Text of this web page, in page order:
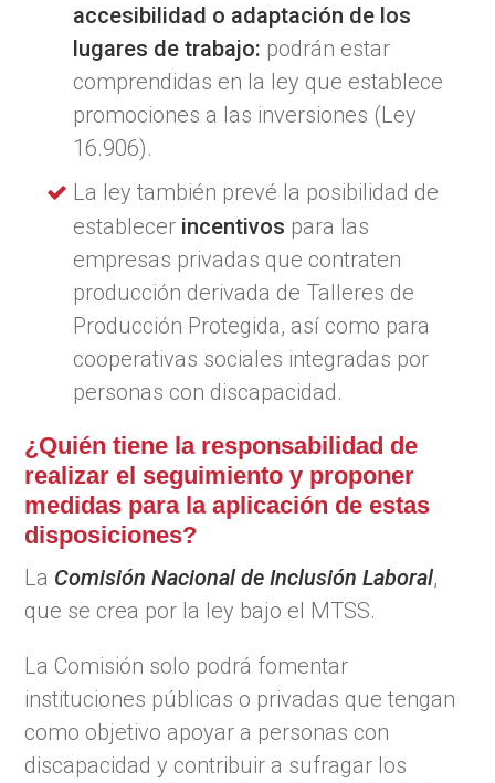
accesibilidad o adaptación de los
lugares de trabajo: podrán estar
comprendidas en la ley que establece
promociones a las inversiones (Ley
16.906).
La ley también prevé la posibilidad de
establecer incentivos para las
empresas privadas que contraten
producción derivada de Talleres de
Producción Protegida, así como para
cooperativas sociales integradas por
personas con discapacidad.
¿Quién tiene la responsabilidad de
realizar el seguimiento y proponer
medidas para la aplicación de estas
disposiciones?
La Comisión Nacional de Inclusión Laboral,
que se crea por la ley bajo el MTSS.
La Comisión solo podrá fomentar
instituciones públicas o privadas que tengan
como objetivo apoyar a personas con
discapacidad y contribuir a sufragar los